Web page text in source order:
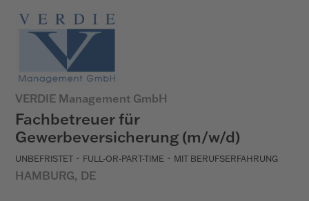
VERDIE Management GmbH
Fachbetreuer für
Gewerbeversicherung (m/w/d)
UNBEFRISTET - FULL-OR-PART-TIME - MIT BERUFSERFAHRUNG
HAMBURG, DE